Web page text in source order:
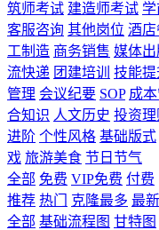
筑师考试 建造师考试
客服咨询 其他岗位 酒店
工制造 商务销售 媒体出
流快递 团建培训 技能提
管理 会议纪要 SOP 成
合知识 人文历史 投资理
进阶 个性风格 基础版式
戏 旅游美食 节日节气
全部 免费 VIP免费 付费
推荐 热门 克隆最多 最
全部 基础流程图 甘特图